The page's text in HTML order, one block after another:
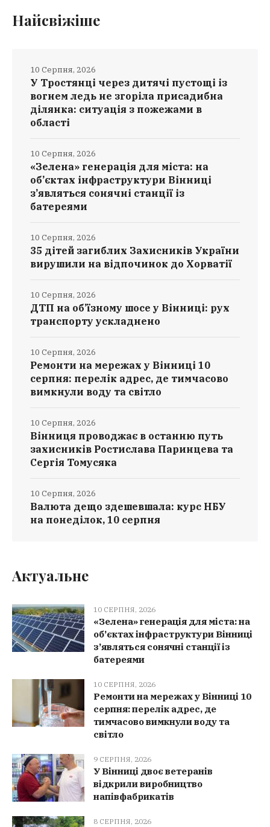
Найсвіжіше
У Тростянці через дитячі пустощі із
вогнем ледь не згоріла присадибна
ділянка: ситуація з пожежами в
області
10 Серпня, 2026
«Зелена» генерація для міста: на
об’єктах інфраструктури Вінниці
з’являться сонячні станції із
батереями
10 Серпня, 2026
35 дітей загиблих Захисників України
вирушили на відпочинок до Хорватії
10 Серпня, 2026
ДТП на об’їзному шосе у Вінниці: рух
транспорту ускладнено
10 Серпня, 2026
Ремонти на мережах у Вінниці 10
серпня: перелік адрес, де тимчасово
вимкнули воду та світло
10 Серпня, 2026
Вінниця проводжає в останню путь
захисників Ростислава Паринцева та
Сергія Томусяка
10 Серпня, 2026
Валюта дещо здешевшала: курс НБУ
на понеділок, 10 серпня
10 Серпня, 2026
Актуальне
10 СЕРПНЯ, 2026
«Зелена» генерація для міста: на
об’єктах інфраструктури Вінниці
з’являться сонячні станції із
батереями
10 СЕРПНЯ, 2026
Ремонти на мережах у Вінниці 10
серпня: перелік адрес, де
тимчасово вимкнули воду та
світло
9 СЕРПНЯ, 2026
У Вінниці двоє ветеранів
відкрили виробництво
напівфабрикатів
8 СЕРПНЯ, 2026